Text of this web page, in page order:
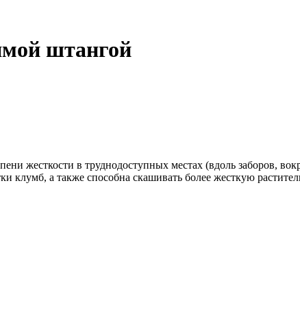
штангой
жесткости в труднодоступных местах (вдоль заборов,
клумб, а также способна скашивать более жесткую